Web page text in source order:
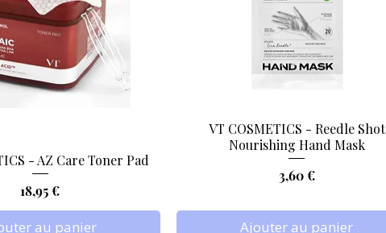
- AZ Care Toner Pad
Prix
18,95 €
au panier
Aperçu rapide
VT COSMETICS - Reedle Shot
Nourishing Hand Mask
Prix
3,60 €
Ajouter au panier